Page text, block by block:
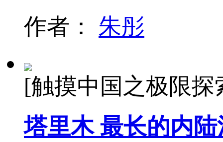
作者： 朱彤
[触摸中国之极限探
塔里木 最长的内